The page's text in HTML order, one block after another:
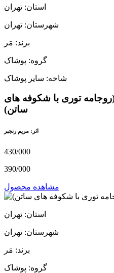
استان: تهران
شهرستان: تهران
برند: مَر
گروه: پوشاک
شاخه: سایر پوشاک
بهار 1404 /کد16 (روجامه توری با شکوفه های
ساتن)
اثر: مریم رنجبر
430/000
390/000
مشاهده محصول
استان: تهران
شهرستان: تهران
برند: مَر
گروه: پوشاک